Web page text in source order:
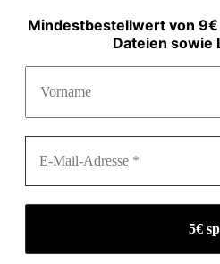
Mindestbestellwert von
Dateien sowie